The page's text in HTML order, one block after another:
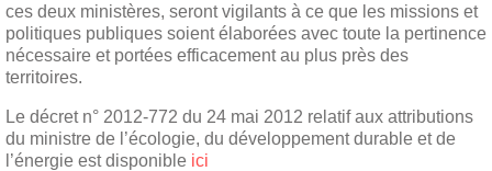
ces deux ministères, seront vigilants à ce que les missions et
politiques publiques soient élaborées avec toute la pertinence
nécessaire et portées efficacement au plus près des
territoires.
Le décret n° 2012-772 du 24 mai 2012 relatif aux attributions
du ministre de l’écologie, du développement durable et de
l’énergie est disponible ici